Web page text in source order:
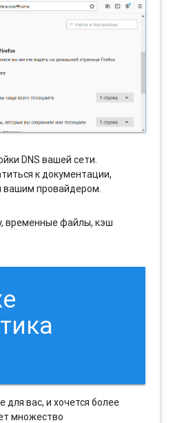
DNS вашей сети.
к документации,
вашим провайдером.
временные файлы, кэш
для вас, и хочется более
множество